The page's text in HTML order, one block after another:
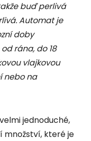
buď perlivá
Automat je
doby
rána, do 18
vlajkovou
nebo na
jednoduché,
množství, které je